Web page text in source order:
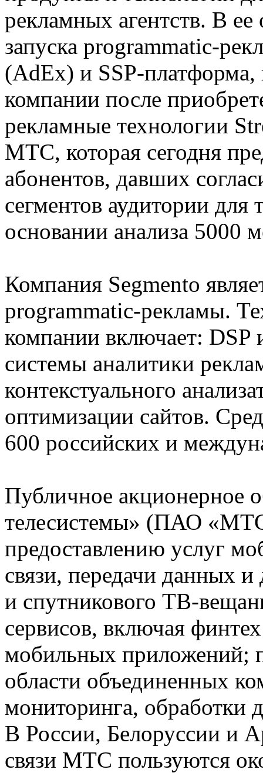
рекламных агентств. В
запуска programmatic-
(AdEx) и SSP-
компании после
рекламные технологии
МТС, которая сегодня
абонентов, давших
сегментов аудитории
основании анализа 5000
Компания Segmento
programmatic-рекламы.
компании включает:
системы аналитики
контекстуального
оптимизации сайтов.
600 российских и
Публичное акционерное
телесистемы» (ПАО
предоставлению услуг
связи, передачи данных и
и спутникового ТВ-
сервисов, включая
мобильных приложений;
области объединенных
мониторинга, обработки
В России, Белоруссии и
связи МТС пользуются